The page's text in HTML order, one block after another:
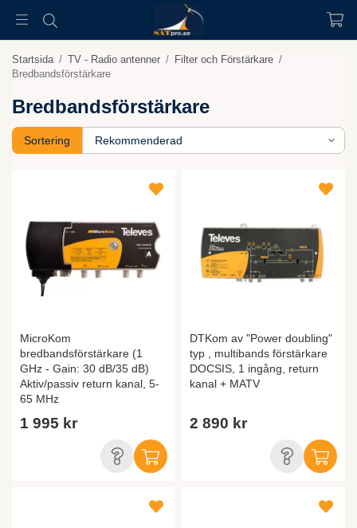
Startsida / TV - Radio antenner / Filter och Förstärkare /
Bredbandsförstärkare
Bredbandsförstärkare
Sortering
MicroKom
bredbandsförstärkare (1
GHz - Gain: 30 dB/35 dB)
Aktiv/passiv return kanal, 5-
65 MHz
1 995 kr
DTKom av "Power doubling"
typ , multibands förstärkare
DOCSIS, 1 ingång, return
kanal + MATV
2 890 kr